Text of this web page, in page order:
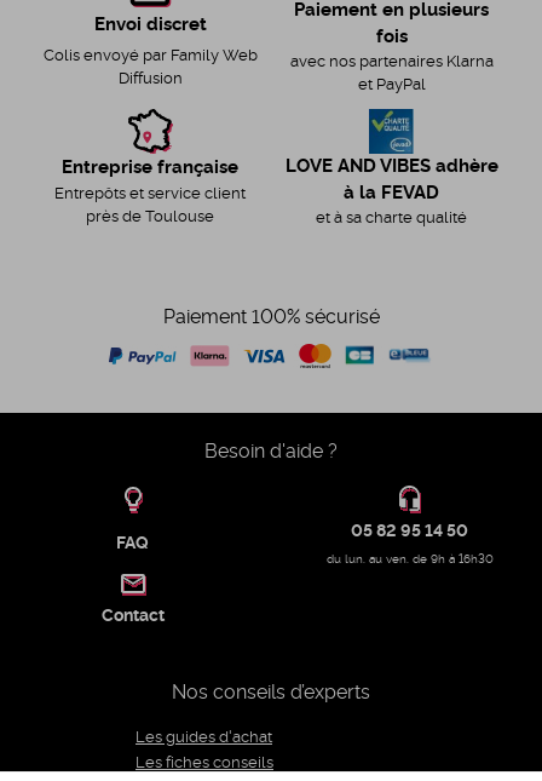
Envoi discret
Colis envoyé par Family Web
Diffusion
Paiement en plusieurs
fois
avec nos partenaires Klarna
et PayPal
Entreprise française
Entrepôts et service client
près de Toulouse
LOVE AND VIBES adhère
à la FEVAD
et à sa charte qualité
Paiement 100% sécurisé
Besoin d'aide ?
FAQ
05 82 95 14 50
du lun. au ven. de 9h à 16h30
Contact
Nos conseils d’experts
Les guides d'achat
Les fiches conseils